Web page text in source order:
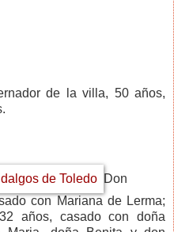
de la villa, 50 años,
Don
con Mariana de Lerma;
años, casado con doña